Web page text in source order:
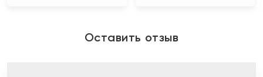
Оставить отзыв